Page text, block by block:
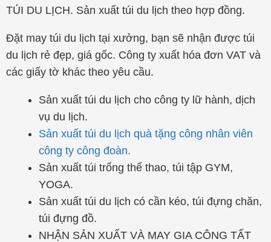
TÚI DU LỊCH. Sản xuất túi du lịch theo hợp đồng.
Đặt may túi du lịch tại xưởng, bạn sẽ nhận được túi
du lịch rẻ đẹp, giá gốc. Công ty xuất hóa đơn VAT và
các giấy tờ khác theo yêu cầu.
Sản xuất túi du lịch cho công ty lữ hành, dịch
vụ du lịch.
Sản xuất túi du lịch quà tặng công nhân viên
công ty công đoàn.
Sản xuất túi trống thể thao, túi tập GYM,
YOGA.
Sản xuất túi du lịch có cần kéo, túi đựng chăn,
túi đựng đồ.
NHẬN SẢN XUẤT VÀ MAY GIA CÔNG TẤT